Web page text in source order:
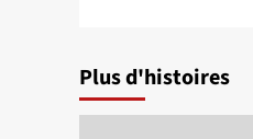
Plus d'histoires